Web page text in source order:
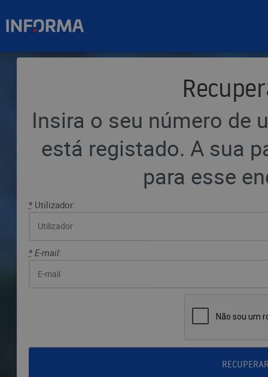
Insira o seu número de
está registado. A sua
para esse
*Utilizador:
* E-mail: